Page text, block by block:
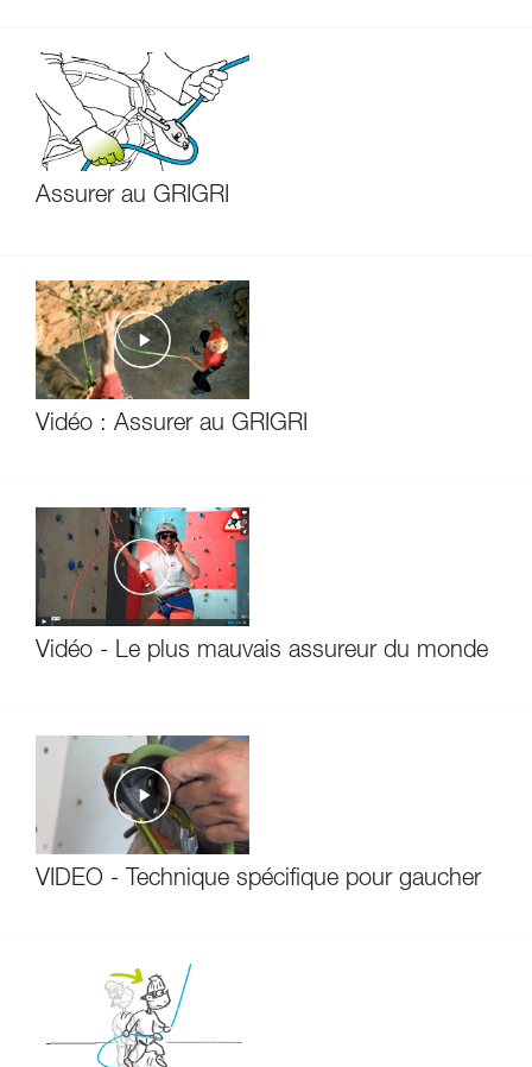
Assurer au GRIGRI
Vidéo : Assurer au GRIGRI
Vidéo - Le plus mauvais assureur du monde
VIDÉO - Technique spécifique pour gaucher